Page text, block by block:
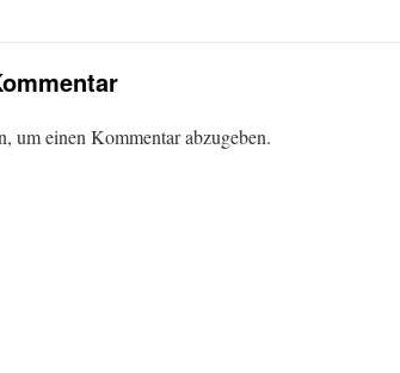
um einen Kommentar abzugeben.